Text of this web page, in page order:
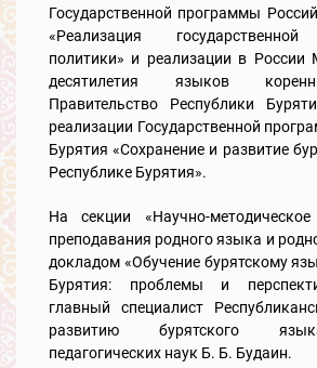
Государственной программы
«Реализация государственной
политики» и реализации в России
десятилетия языков
Правительство Республики
реализации Государственной
Бурятия «Сохранение и развитие
Республике Бурятия».
На секции «Научно-
преподавания родного языка и
докладом «Обучение бурятскому
Бурятия: проблемы и
главный специалист
развитию бурятского
педагогических наук Б. Б. Будаин.